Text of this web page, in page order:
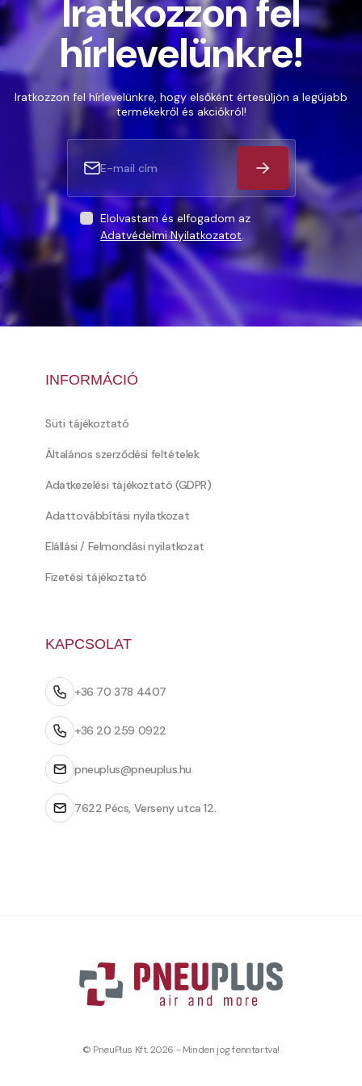
Iratkozzon fel
hírlevelünkre!
Iratkozzon fel hírlevelünkre, hogy elsőként értesüljön a legújabb
termékekről és akciókról!
Elolvastam és elfogadom az
Adatvédelmi Nyilatkozatot.
INFORMÁCIÓ
Süti tájékoztató
Általános szerződési feltételek
Adatkezelési tájékoztató (GDPR)
Adattovábbítási nyilatkozat
Elállási / Felmondási nyilatkozat
Fizetési tájékoztató
KAPCSOLAT
+36 70 378 4407
+36 20 259 0922
pneuplus@pneuplus.hu
7622 Pécs, Verseny utca 12.
© PneuPlus Kft. 2026 - Minden jog fenntartva!